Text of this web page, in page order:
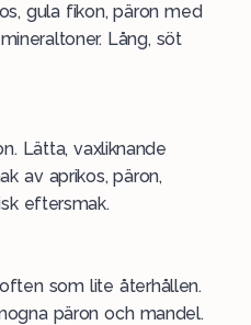
gula fikon, päron med
Lång, söt
Lätta, vaxliknande
av aprikos, päron,
eftersmak.
som lite återhållen.
päron och mandel.